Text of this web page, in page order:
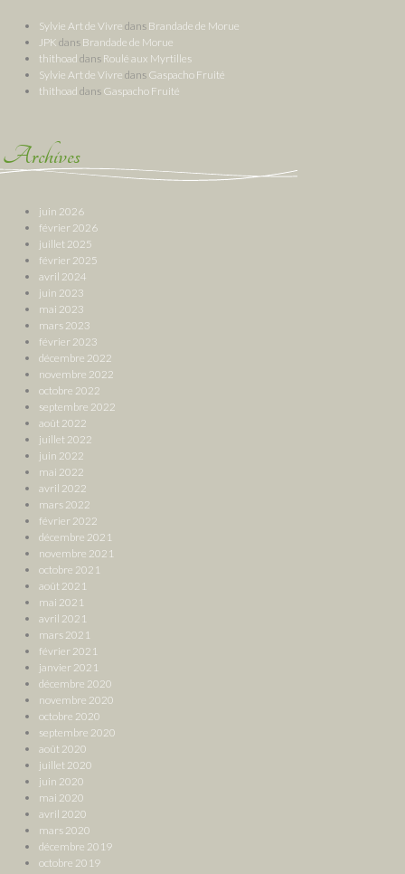
Sylvie Art de Vivre dans Brandade de Morue
JPK dans Brandade de Morue
thithoad dans Roulé aux Myrtilles
Sylvie Art de Vivre dans Gaspacho Fruité
thithoad dans Gaspacho Fruité
Archives
juin 2026
février 2026
juillet 2025
février 2025
avril 2024
juin 2023
mai 2023
mars 2023
février 2023
décembre 2022
novembre 2022
octobre 2022
septembre 2022
août 2022
juillet 2022
juin 2022
mai 2022
avril 2022
mars 2022
février 2022
décembre 2021
novembre 2021
octobre 2021
août 2021
mai 2021
avril 2021
mars 2021
février 2021
janvier 2021
décembre 2020
novembre 2020
octobre 2020
septembre 2020
août 2020
juillet 2020
juin 2020
mai 2020
avril 2020
mars 2020
décembre 2019
octobre 2019